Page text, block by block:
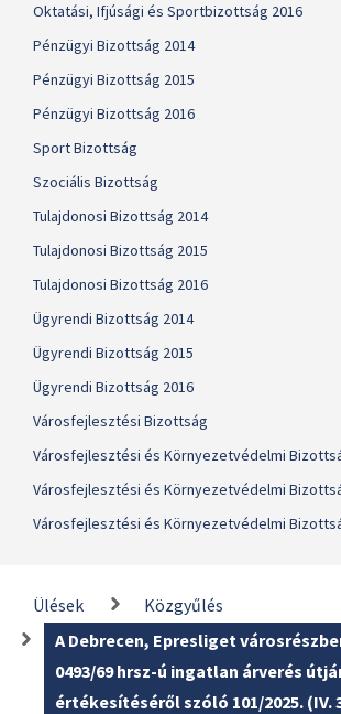
Oktatási, Ifjúsági és Sportbizottság 2016
Pénzügyi Bizottság 2014
Pénzügyi Bizottság 2015
Pénzügyi Bizottság 2016
Sport Bizottság
Szociális Bizottság
Tulajdonosi Bizottság 2014
Tulajdonosi Bizottság 2015
Tulajdonosi Bizottság 2016
Ügyrendi Bizottság 2014
Ügyrendi Bizottság 2015
Ügyrendi Bizottság 2016
Városfejlesztési Bizottság
Városfejlesztési és Környezetvédelmi
Városfejlesztési és Környezetvédelmi
Városfejlesztési és Környezetvédelmi
Ülések
Közgyűlés
A Debrecen, Epresliget
0493/69 hrsz-ú ingatlan árverés
értékesítéséről szóló 101/2025. (IV.